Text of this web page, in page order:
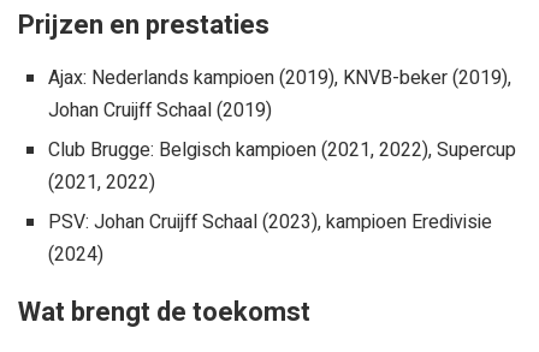
Prijzen en prestaties
Ajax: Nederlands kampioen (2019), KNVB-beker (2019),
Johan Cruijff Schaal (2019)
Club Brugge: Belgisch kampioen (2021, 2022), Supercup
(2021, 2022)
PSV: Johan Cruijff Schaal (2023), kampioen Eredivisie
(2024)
Wat brengt de toekomst